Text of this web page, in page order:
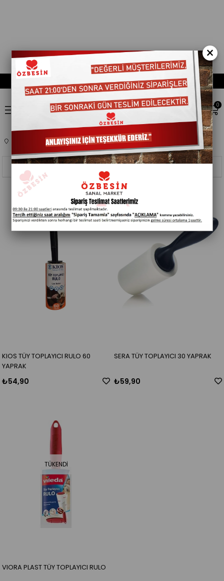
0
TEMIZLIK ÜRÜNLERI TEMIZLIK YARDIMCILARI
Filtreleme
Sıralama
KIOS TÜY TOPLAYICI RULO 60
YAPRAK
₺54,90
SERA TÜY TOPLAYICI 30 YAPRAK
₺59,90
TÜKENDI
VIORA PLAST TÜY TOPLAYICI RULO
×